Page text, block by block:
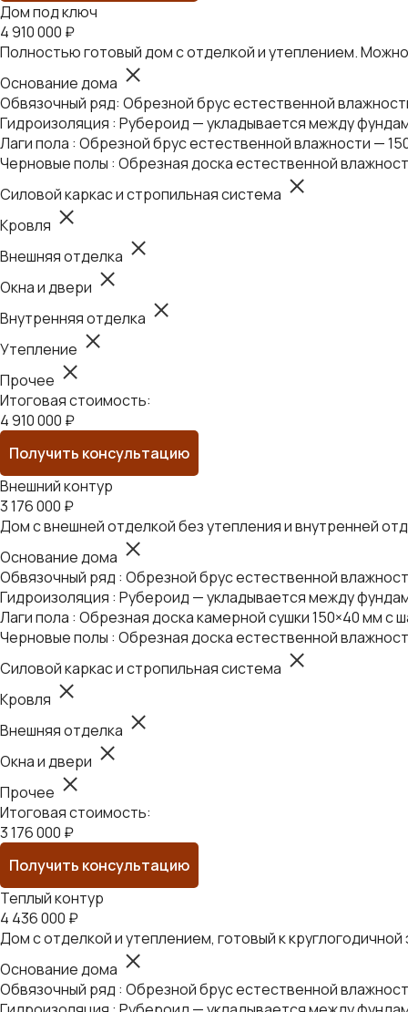
Дом под ключ
4 910 000 ₽
Полностью готовый дом с отделкой и утеплением.
Основание дома
Обвязочный ряд: Обрезной брус естественной
Гидроизоляция : Рубероид — укладывается между
Лаги пола : Обрезной брус естественной влажности —
Черновые полы : Обрезная доска естественной
Силовой каркас и стропильная система
Кровля
Внешняя отделка
Окна и двери
Внутренняя отделка
Утепление
Прочее
Итоговая стоимость:
4 910 000 ₽
Получить консультацию
Внешний контур
3 176 000 ₽
Дом с внешней отделкой без утепления и внутренней
Основание дома
Обвязочный ряд : Обрезной брус естественной
Гидроизоляция : Рубероид — укладывается между
Лаги пола : Обрезная доска камерной сушки 150×40 мм с
Черновые полы : Обрезная доска естественной
Силовой каркас и стропильная система
Кровля
Внешняя отделка
Окна и двери
Прочее
Итоговая стоимость:
3 176 000 ₽
Получить консультацию
Теплый контур
4 436 000 ₽
Дом с отделкой и утеплением, готовый к
Основание дома
Обвязочный ряд : Обрезной брус естественной